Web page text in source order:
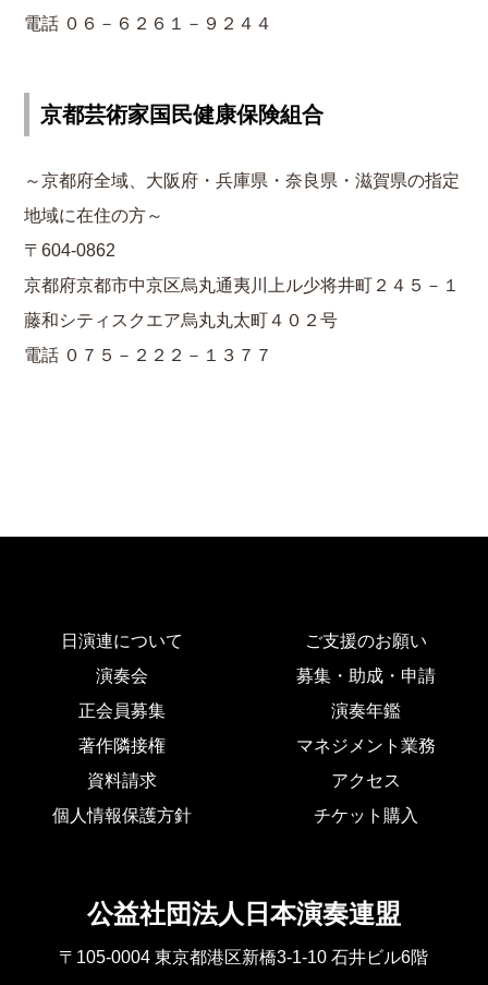
電話 ０６－６２６１－９２４４
京都芸術家国民健康保険組合
～京都府全域、大阪府・兵庫県・奈良県・滋賀県の指定
地域に在住の方～
〒604-0862
京都府京都市中京区烏丸通夷川上ル少将井町２４５－１
藤和シティスクエア烏丸丸太町４０２号
電話 ０７５－２２２－１３７７
日演連について
ご支援のお願い
演奏会
募集・助成・申請
正会員募集
演奏年鑑
著作隣接権
マネジメント業務
資料請求
アクセス
個人情報保護方針
チケット購入
公益社団法人日本演奏連盟
〒105-0004 東京都港区新橋3-1-10 石井ビル6階